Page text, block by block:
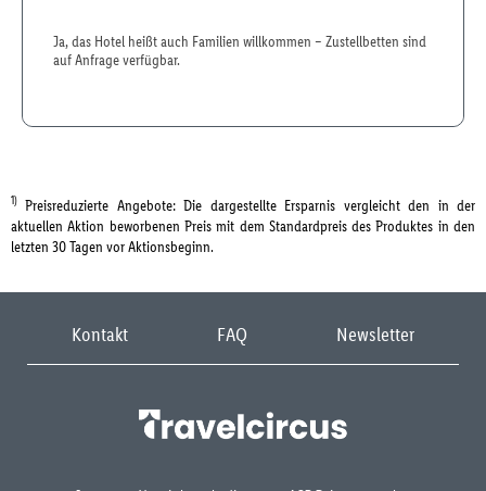
Ja, das Hotel heißt auch Familien willkommen – Zustellbetten sind
auf Anfrage verfügbar.
1) Preisreduzierte Angebote: Die dargestellte Ersparnis vergleicht den in der
aktuellen Aktion beworbenen Preis mit dem Standardpreis des Produktes in den
letzten 30 Tagen vor Aktionsbeginn.
Kontakt FAQ Newsletter